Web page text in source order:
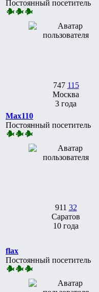
Постоянный посетитель
747 115
Москва
3 года
Max110
Постоянный посетитель
911 32
Саратов
10 года
flax
Постоянный посетитель